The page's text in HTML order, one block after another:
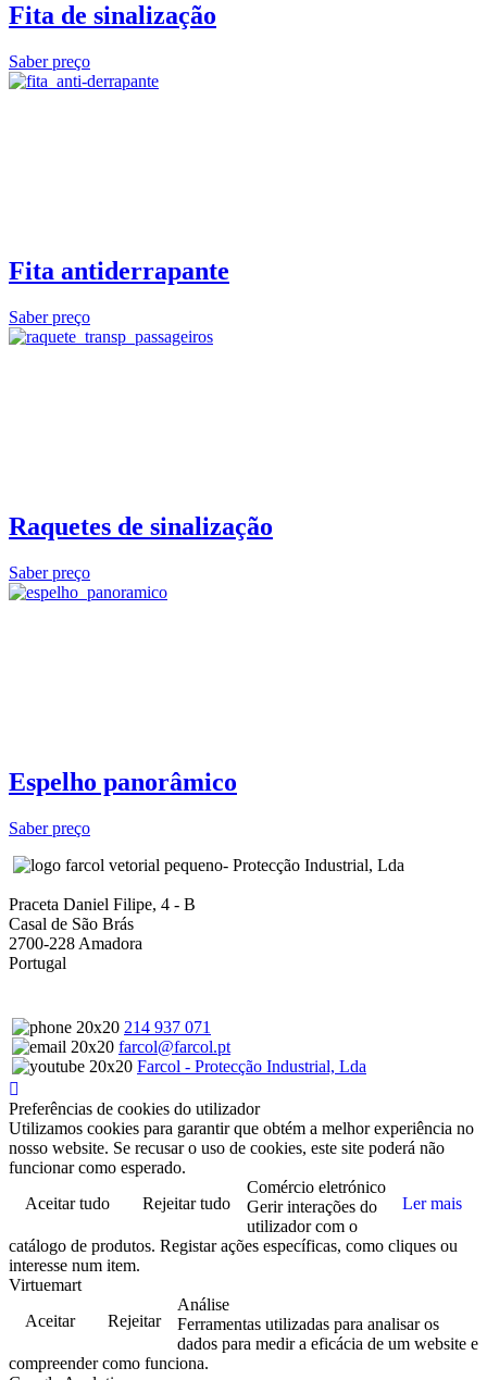
Fita de sinalização
Saber preço
Fita antiderrapante
Saber preço
Raquetes de sinalização
Saber preço
Espelho panorâmico
Saber preço
- Protecção Industrial, Lda
Praceta Daniel Filipe, 4 - B
Casal de São Brás
2700-228 Amadora
Portugal
214 937 071
farcol@farcol.pt
Farcol - Protecção Industrial, Lda
Preferências de cookies do utilizador
Utilizamos cookies para garantir que obtém a melhor experiência no
nosso website. Se recusar o uso de cookies, este site poderá não
funcionar como esperado.
Aceitar tudo
Rejeitar tudo Ler mais
Comércio eletrónico
Gerir interações do
utilizador com o
catálogo de produtos. Registar ações específicas, como cliques ou
interesse num item.
Virtuemart
Aceitar
Rejeitar
Análise
Ferramentas utilizadas para analisar os
dados para medir a eficácia de um website e
compreender como funciona.